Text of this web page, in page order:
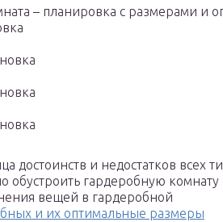
– планировка с размерами и
достоинств и недостатков всех
обустроить гардеробную
вещей в гардеробной
и их оптимальные размеры